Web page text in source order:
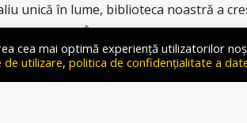
unică în lume, biblioteca noastră a
vâlcene. În ultimii 10 ani, noi –
cea mai optimă experiență utilizatorilor
de utilizare, politica de confidențialitate a